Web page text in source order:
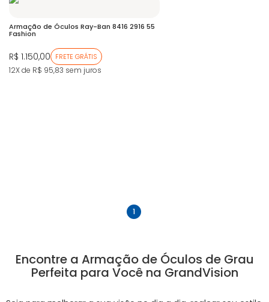
Armação de Óculos Ray-Ban 8416 2916 55
Fashion
R$ 1.150,00 FRETE GRÁTIS
12X de R$ 95,83 sem juros
1
Encontre a Armação de Óculos de Grau
Perfeita para Você na GrandVision